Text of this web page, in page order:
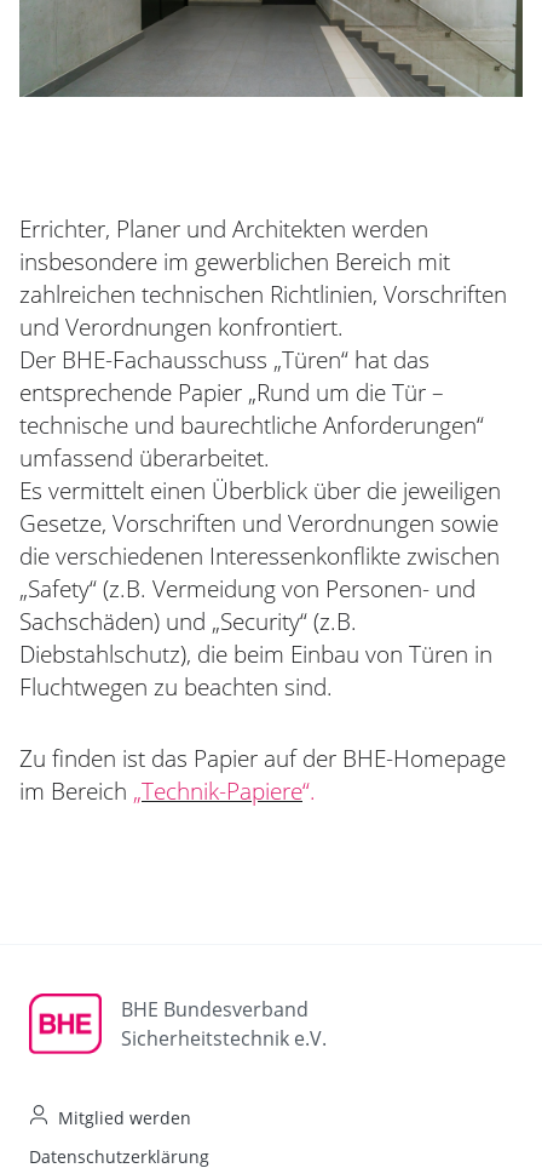
Errichter, Planer und Architekten werden
insbesondere im gewerblichen Bereich mit
zahlreichen technischen Richtlinien, Vorschriften
und Verordnungen konfrontiert.
Der BHE-Fachausschuss „Türen“ hat das
entsprechende Papier „Rund um die Tür –
technische und baurechtliche Anforderungen“
umfassend überarbeitet.
Es vermittelt einen Überblick über die jeweiligen
Gesetze, Vorschriften und Verordnungen sowie
die verschiedenen Interessenkonflikte zwischen
„Safety“ (z.B. Vermeidung von Personen- und
Sachschäden) und „Security“ (z.B.
Diebstahlschutz), die beim Einbau von Türen in
Fluchtwegen zu beachten sind.
Zu finden ist das Papier auf der BHE-Homepage
im Bereich „Technik-Papiere“.
BHE Bundesverband
Sicherheitstechnik e.V.
Mitglied werden
Datenschutzerklärung